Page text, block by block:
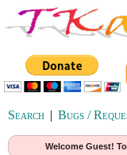
Search | Bugs /
Welcome Guest!